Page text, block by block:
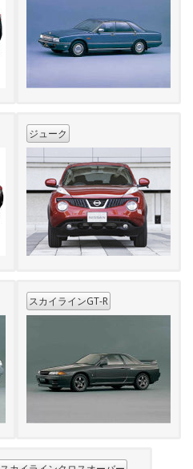
ジューク
スカイラインGT-R